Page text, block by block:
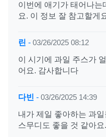
이번에 애기가 태어나는
요. 이 정보 잘 참고할게
린 - 03/26/2025 08:12
이 시기에 과일 주스가
어요. 감사합니다
다빈 - 03/26/2025 14:39
내가 제일 좋아하는 과
스무디도 좋을 것 같아요.